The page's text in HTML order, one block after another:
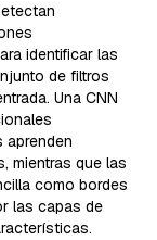
identificar las
de filtros
Una CNN
aprenden
mientras que las
como bordes
las capas de